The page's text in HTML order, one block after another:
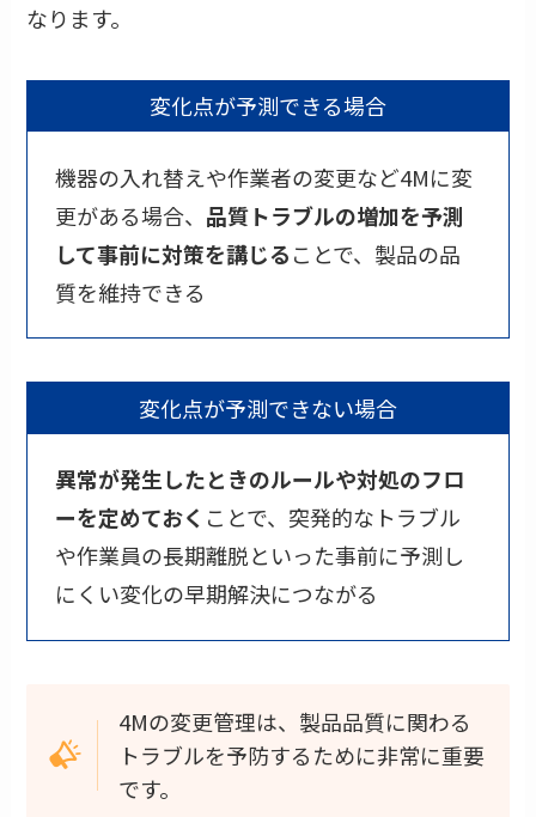
なります。
変化点が予測できる場合
機器の入れ替えや作業者の変更など4Mに変
更がある場合、 品質トラブルの増加を予測
して事前に対策を講じることで、製品の品
質を維持できる
変化点が予測できない場合
異常が発生したときのルールや対処のフロ
ーを定めておく ことで、突発的なトラブル
や作業員の長期離脱といった事前に予測し
にくい変化の早期解決につながる
4Mの変更管理は、製品品質に関わる
トラブルを予防するために非常に重要
です。